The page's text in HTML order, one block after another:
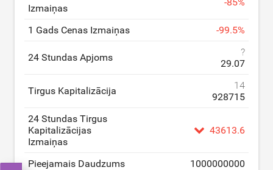
Izmaiņas
1 Gads Cenas Izmaiņas -99.5%
24 Stundas Apjoms
?
29.07
Tirgus Kapitalizācija
14
928715
24 Stundas Tirgus
Kapitalizācijas
Izmaiņas
43613.6
Pieejamais Daudzums 1000000000